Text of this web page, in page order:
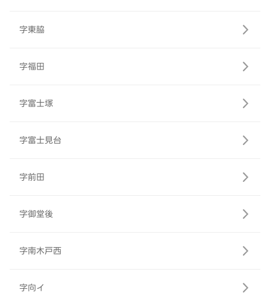
字東脇
字福田
字富士塚
字富士見台
字前田
字御堂後
字南木戸西
字向イ